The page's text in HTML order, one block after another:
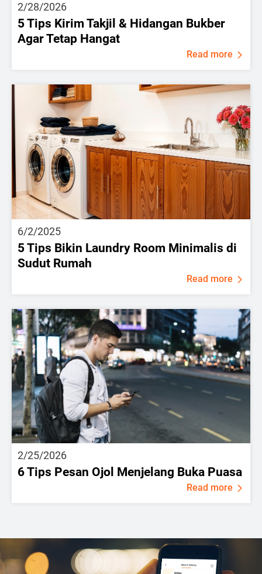
2/28/2026
5 Tips Kirim Takjil & Hidangan Bukber
Agar Tetap Hangat
Read more
6/2/2025
5 Tips Bikin Laundry Room Minimalis di
Sudut Rumah
Read more
2/25/2026
6 Tips Pesan Ojol Menjelang Buka Puasa
Read more